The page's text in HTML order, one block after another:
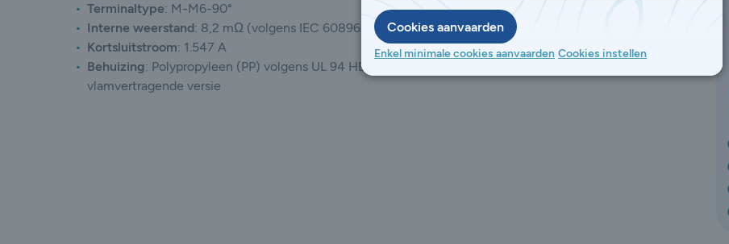
Terminaltype: M-M6-90°
Interne weerstand: 8,2 mΩ (volgens IEC 60896-21/22)
Kortsluitstroom: 1.547 A
Behuizing: Polypropyleen (PP) volgens UL 94 HB; optioneel UL 94 V-0 voor
vlamvertragende versie
Cookies aanvaarden
Enkel minimale cookies aanvaarden Cookies instellen